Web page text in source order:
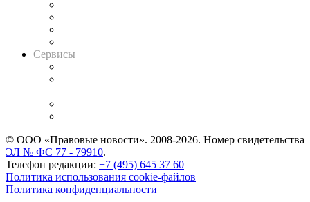
Сервисы
© ООО «Правовые новости». 2008-2026. Номер свидетельства
ЭЛ № ФС 77 - 79910.
Телефон редакции: +7 (495) 645 37 60
Политика использования cookie-файлов
Политика конфиденциальности